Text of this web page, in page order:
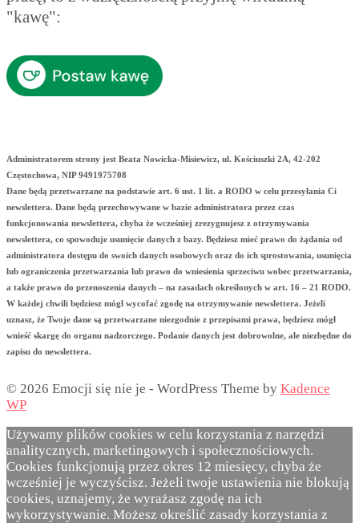
"kawę":
Administratorem strony jest Beata Nowicka-Misiewicz, ul. Kościuszki 2A, 42-202
Częstochowa, NIP 9491975708
Dane będą przetwarzane na podstawie art. 6 ust. 1 lit. a RODO w celu przesyłania Ci
newslettera. Dane będą przechowywane w bazie administratora przez czas
funkcjonowania newslettera, chyba że wcześniej zrezygnujesz z otrzymywania
newslettera, co spowoduje usunięcie danych z bazy. Będziesz mieć prawo do żądania od
administratora dostępu do swoich danych osobowych oraz do ich sprostowania, usunięcia
lub ograniczenia przetwarzania lub prawo do wniesienia sprzeciwu wobec przetwarzania,
a także prawo do przenoszenia danych – na zasadach określonych w art. 16 – 21 RODO.
W każdej chwili będziesz mógł wycofać zgodę na otrzymywanie newslettera. Jeżeli
uznasz, że Twoje dane są przetwarzane niezgodnie z przepisami prawa, będziesz mógł
wnieść skargę do organu nadzorczego. Podanie danych jest dobrowolne, ale niezbędne do
zapisu do newslettera.
© 2026 Emocji się nie je - WordPress Theme by Kadence
WP
Używamy plików cookies w celu korzystania z narzędzi
analitycznych, marketingowych i społecznościowych.
Cookies funkcjonują przez okres 12 miesięcy, chyba że
wcześniej je wyczyścisz. Jeżeli twoje ustawienia nie blokują
cookies, uznajemy, że wyrażasz zgodę na ich
wykorzystywanie. Możesz określić zasady korzystania z